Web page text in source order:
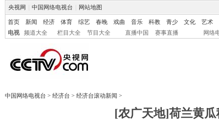
央视网 中国网络电视台 网站地图
首页 新闻 经济 体育 综艺 春晚 戏曲 音乐 科教 青少 文化
艺术
电视
频道大全 栏目大全 节目大全 直播中国 赛事直播 网络
中国网络电视台 > 经济台 > 经济台滚动新闻 >
[农广天地]荷兰黄瓜